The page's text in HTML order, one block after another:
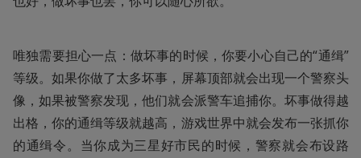
唯独需要担心一点：做坏事的时候，你要小心自己的“通缉”
等级。如果你做了太多坏事，屏幕顶部就会出现一个警察头
像，如果被警察发现，他们就会派警车追捕你。坏事做得越
出格，你的通缉等级就越高，游戏世界中就会发布一张抓你
的通缉令。当你成为三星好市民的时候，警察就会布设路